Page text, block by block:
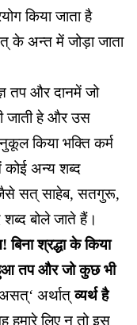
किया जाता है
के अन्त में जोड़ा जाता
तप और दानमें जो
जाती हे और उस
किया भक्ति कर्म
कोई अन्य शब्द
जैसे सत् साहेब, सतगुरू,
बोले जाते हैं।
बिना श्रद्धा के किया
तप और जो कुछ भी
अर्थात्व्यर्थ है
हमारे लिए न तो इस